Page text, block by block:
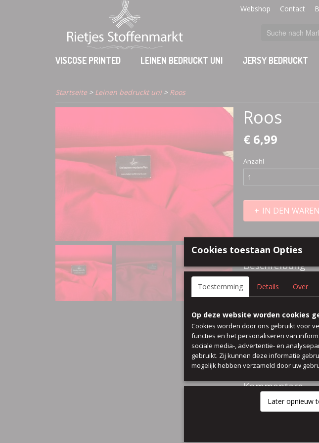
Webshop Contact
VISCOSE PRINTED LEINEN BEDRUCKT UNI JERSY BEDRUCKT
Startseite> Leinen bedruckt uni> Roos
Roos
€ 6,99
Anzahl
IN DEN
Beschreibung
100% Leinen hose kleid
Farbe Feuerwehr rot
waschen 30 gard vorher
Preis pro 50 cm
breit 140 cm
Kommentare
Cookies toestaan Opties
Toestemming Details Over
Op deze website worden cookies
Cookies worden door ons gebruikt voor
functies en het personaliseren van
sociale media-, advertentie- en
gebruikt. Zij kunnen deze informatie
mogelijk hebben verzameld door uw
Later opnieuw